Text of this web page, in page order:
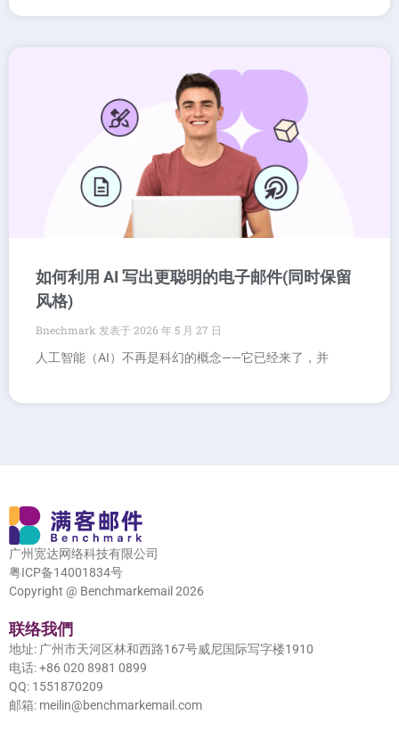
如何利用 AI 写出更聪明的电子邮件(同时保留
风格)
Bnechmark
2026 年 5 月 27 日
人工智能（AI）不再是科幻的概念——它已经来了，并
广州宽达网络科技有限公司
粤ICP备14001834号
Copyright @ Benchmarkemail 2026
联络我們
地址: 广州市天河区林和西路167号威尼国际写字楼1910
电话: +86 020 8981 0899
QQ: 1551870209
邮箱: meilin@benchmarkemail.com